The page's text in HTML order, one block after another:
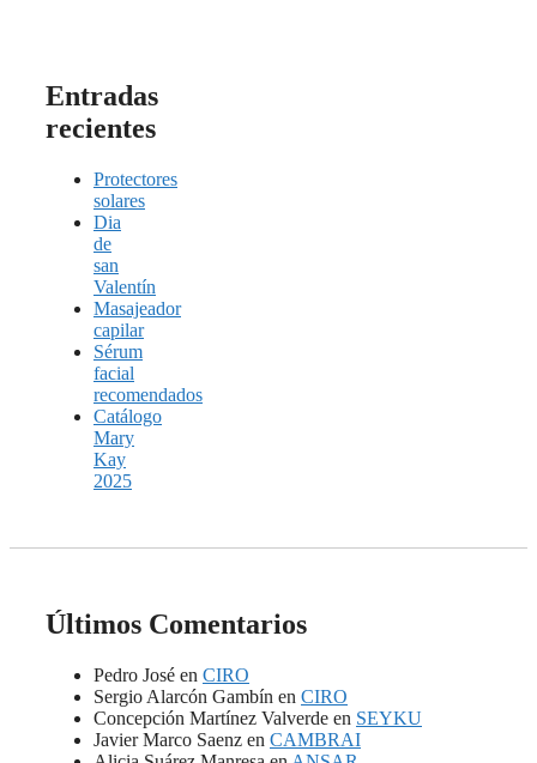
Entradas
recientes
Protectores
solares
Dia
de
san
Valentín
Masajeador
capilar
Sérum
facial
recomendados
Catálogo
Mary
Kay
2025
Últimos Comentarios
Pedro José en CIRO
Sergio Alarcón Gambín en CIRO
Concepción Martínez Valverde en SEYKU
Javier Marco Saenz en CAMBRAI